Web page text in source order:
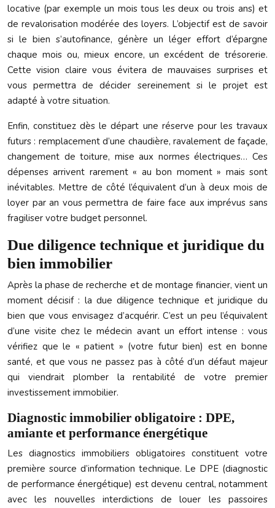
locative (par exemple un mois tous les deux ou trois ans) et
de revalorisation modérée des loyers. L’objectif est de savoir
si le bien s’autofinance, génère un léger effort d’épargne
chaque mois ou, mieux encore, un excédent de trésorerie.
Cette vision claire vous évitera de mauvaises surprises et
vous permettra de décider sereinement si le projet est
adapté à votre situation.
Enfin, constituez dès le départ une réserve pour les travaux
futurs : remplacement d’une chaudière, ravalement de façade,
changement de toiture, mise aux normes électriques… Ces
dépenses arrivent rarement « au bon moment » mais sont
inévitables. Mettre de côté l’équivalent d’un à deux mois de
loyer par an vous permettra de faire face aux imprévus sans
fragiliser votre budget personnel.
Due diligence technique et juridique du
bien immobilier
Après la phase de recherche et de montage financier, vient un
moment décisif : la due diligence technique et juridique du
bien que vous envisagez d’acquérir. C’est un peu l’équivalent
d’une visite chez le médecin avant un effort intense : vous
vérifiez que le « patient » (votre futur bien) est en bonne
santé, et que vous ne passez pas à côté d’un défaut majeur
qui viendrait plomber la rentabilité de votre premier
investissement immobilier.
Diagnostic immobilier obligatoire : DPE,
amiante et performance énergétique
Les diagnostics immobiliers obligatoires constituent votre
première source d’information technique. Le DPE (diagnostic
de performance énergétique) est devenu central, notamment
avec les nouvelles interdictions de louer les passoires